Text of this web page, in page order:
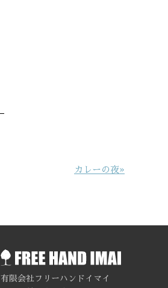
カレーの夜»
有限会社フリーハンドイマイ